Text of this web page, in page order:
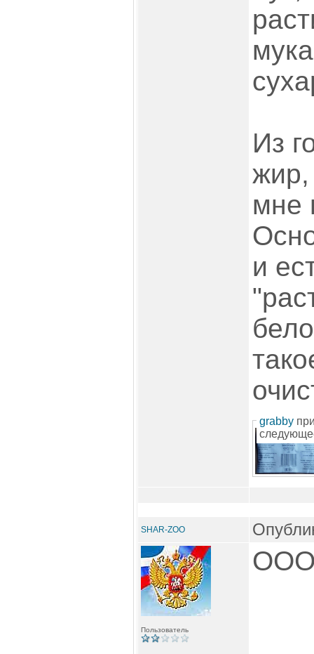
Из
жир,
мне
и
grabby
SHAR-ZOO
Пользователь